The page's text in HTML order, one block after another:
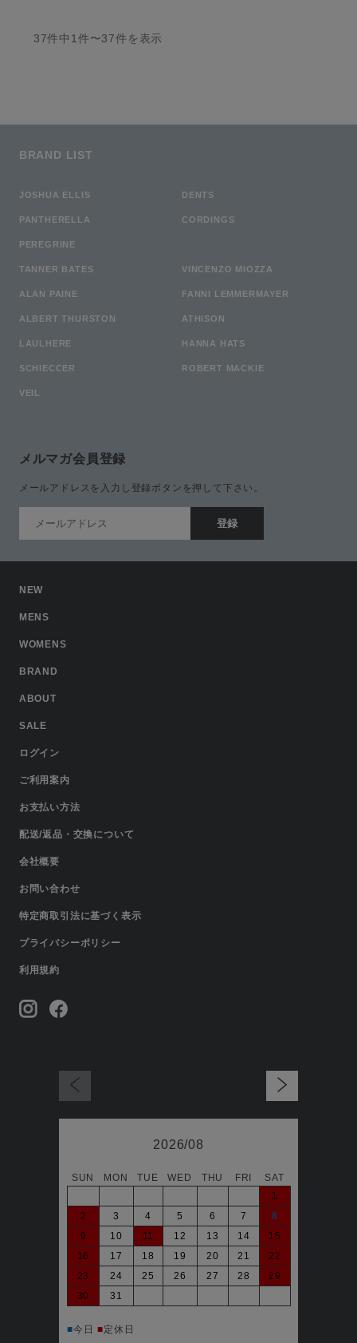
37件中1件〜37件を表示
BRAND LIST
JOSHUA ELLIS DENTS
PANTHERELLA CORDINGS
PEREGRINE
TANNER BATES VINCENZO MIOZZA
ALAN PAINE FANNI LEMMERMAYER
ALBERT THURSTON ATHISON
LAULHERE HANNA HATS
SCHIECCER ROBERT MACKIE
VEIL
メルマガ会員登録
メールアドレスを入力し登録ボタンを押して下さい。
NEW
MENS
WOMENS
BRAND
ABOUT
SALE
ログイン
ご利用案内
お支払い方法
配送/返品・交換について
会社概要
お問い合わせ
特定商取引法に基づく表示
プライバシーポリシー
利用規約
2026/08
SUN MON TUE WED THU FRI
SAT
1
2
3 4 5 6 7
8
9
10 11 12 13 14
15
16
17 18 19 20 21
22
23
24 25 26 27 28
29
30
31
■今日 ■定休日